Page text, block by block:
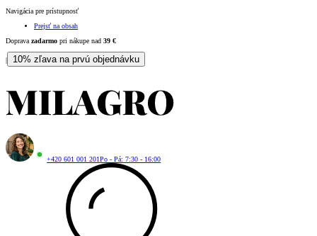
Navigácia pre prístupnosť
Prejsť na obsah
Doprava zadarmo pri nákupe nad 39 €
| 10% zľava na prvú objednávku
+420 601 001 201Po - Pá: 7:30 - 16:00